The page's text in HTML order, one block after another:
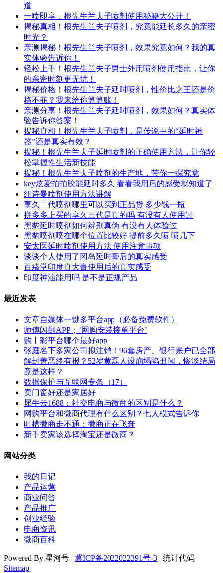
道
一喷即享，根先生兰夫子喷剂使用秘籍大公开！
揭秘真相！根先生兰夫子喷剂，究竟能延长多久的亲密
时光？
亲测揭秘！根先生兰夫子喷剂，效果究竟如何？我的真
实体验告诉你！
轻松上手！根先生兰夫子男士外用喷剂使用指南，让你
的亲密时刻更无忧！
揭秘价格！根先生兰夫子延时喷剂，性价比之王还是价
格不菲？我来给你算算账！
亲测分享！根先生兰夫子延时喷剂，效果如何？真实体
验告诉你答案！
揭秘真相！根先生兰夫子喷剂，是传说中的“延时神
器”还是真实有效？
揭秘！根先生兰夫子延时喷剂的正确使用方法，让你轻
松掌握性生活新技能
揭秘！根先生兰夫子喷剂的生产地，带你一探究竟
key炫爱拍拍胶能延时多久 看看我用后的感受就知道了
纽诗曼喷剂使用方法讲解
享久二代喷剂哪里可以买到正品货 多少钱一瓶
拼多多上买的享久三代是真的吗 有没有人使用过
黑豹延时喷剂如何辨别真伪 有没有人体验过
黑豹喷剂喷在哪个位置比较好 提前多久喷 喷几下
安太医延时喷剂使用方法 使用注意事项
谈谈个人使用了冈岛延时膏后的真实感受
百臻堂印度真大膏使用后的真实感受
印度神油能用吗 是不是正规产品
最近发表
文章自媒体一键多平台app（必备免费软件）
师傅闪到APP；‘网购安装接单平台’
购丨彩平台哪个最好app
张庭名下多家公司拟注销！96套房产、银行账户已全部
解封善恶终有报？52岁黄磊人设崩塌陷丑闻，惨淡结局
竟是这样？
数据保护与互联网专条（17）
卖门窗好还是家居好
犀牛云1688：社交电商与微商的区别是什么？
网购平台和微商代理有什么区别？七人模式告诉你
吐槽微商走不通：微商正在飞奔
新手卖家该选择淘宝还是微商？
网站分类
我的日记
产品运营
商业问答
产品推广
创业经验
电商资讯
微商百科
Powered By 星河号 | 冀ICP备2022022391号-3 | 统计代码
Sitemap